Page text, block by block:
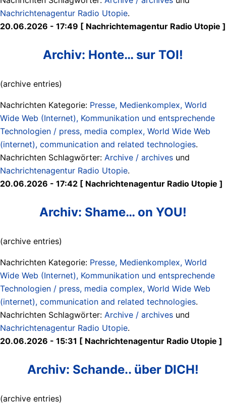
Nachrichtenagentur Radio Utopie.
20.06.2026 - 17:49 [ Nachrichtemagentur Radio Utopie ]
Archiv: Honte… sur TOI!
(archive entries)
Nachrichten Kategorie: Presse, Medienkomplex, World
Wide Web (Internet), Kommunikation und entsprechende
Technologien / press, media complex, World Wide Web
(internet), communication and related technologies.
Nachrichten Schlagwörter: Archive / archives und
Nachrichtenagentur Radio Utopie.
20.06.2026 - 17:42 [ Nachrichtenagentur Radio Utopie ]
Archiv: Shame… on YOU!
(archive entries)
Nachrichten Kategorie: Presse, Medienkomplex, World
Wide Web (Internet), Kommunikation und entsprechende
Technologien / press, media complex, World Wide Web
(internet), communication and related technologies.
Nachrichten Schlagwörter: Archive / archives und
Nachrichtenagentur Radio Utopie.
20.06.2026 - 15:31 [ Nachrichtenagentur Radio Utopie ]
Archiv: Schande.. über DICH!
(archive entries)